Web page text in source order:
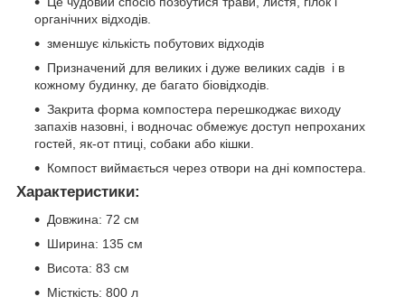
органічних відходів.
зменшує кількість побутових відходів
Призначений для великих і дуже великих садів і в
кожному будинку, де багато біовідходів.
Закрита форма компостера перешкоджає виходу
запахів назовні, і водночас обмежує доступ непроханих
гостей, як-от птиці, собаки або кішки.
Компост виймається через отвори на дні компостера.
Характеристики:
Довжина: 72 см
Ширина: 135 см
Висота: 83 см
Місткість: 800 л